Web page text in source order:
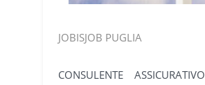
JOBISJOB PUGLIA
CONSULENTE